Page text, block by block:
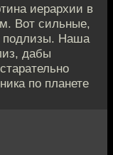
иерархии в
Вот сильные,
подлизы. Наша
дабы
по планете